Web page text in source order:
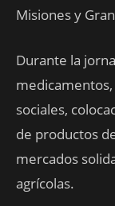
Misiones y
Durante la
sociales,
de productos
mercados
agrícolas.